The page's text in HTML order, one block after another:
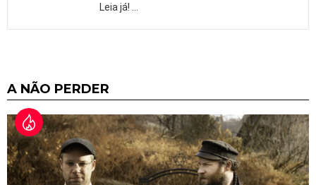
Leia já!
A NÃO PERDER